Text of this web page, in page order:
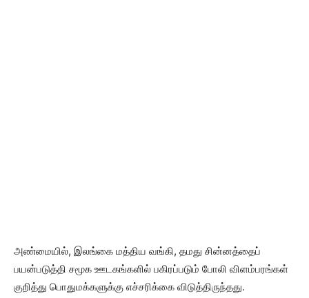
அண்மையில், இலங்கை மத்திய வங்கி, தமது சின்னத்தைப்
பயன்படுத்தி சமூக ஊடகங்களில் பகிரப்படும் போலி விளம்பரங்கள்
குறித்து பொதுமக்களுக்கு எச்சரிக்கை விடுத்திருந்தது.